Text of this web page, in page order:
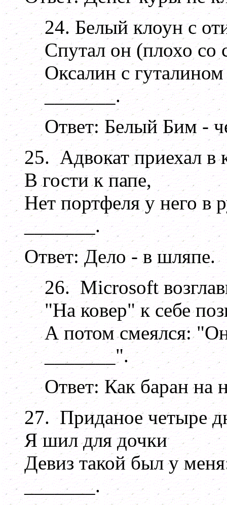
24. Белый клоун с
Спутал он (плохо со
Оксалин с гуталином
_______.
Ответ: Белый Бим -
25. Адвокат приехал в
В гости к папе,
Нет портфеля у него в
_______.
Ответ: Дело - в шляпе.
26. Microsoft
"На ковер" к себе
А потом смеялся:
_______".
Ответ: Как баран на
27. Приданое четыре
Я шил для дочки
Девиз такой был у
_______.